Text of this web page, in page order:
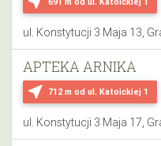
ul. Konstytucji 3 Maja 13,
near_me 712 m od ul. Katoickiej 1
APTEKA ARNIKA
ul. Konstytucji 3 Maja 17,